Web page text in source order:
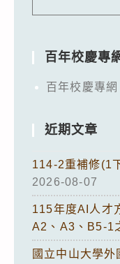
百年校慶專
百年校慶專網
近期文章
114-2重補修(1
2026-08-07
115年度AI人才
A2、A3、B5-1
國立中山大學